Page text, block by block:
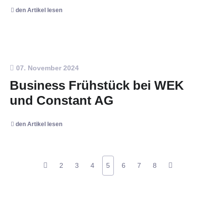
den Artikel lesen
07. November 2024
Business Frühstück bei WEK
und Constant AG
den Artikel lesen
2 3 4 5 6 7 8